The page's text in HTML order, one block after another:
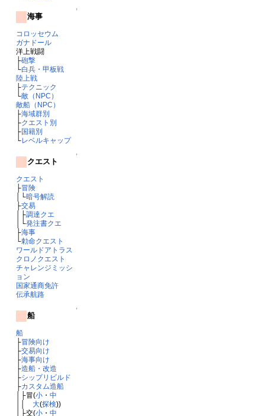
↑
海事
コロッセウム
ガナドール
洋上戦闘
├砲撃
└白兵・甲板戦
陸上戦
├テクニック
└敵（NPC）
敵船（NPC）
├海域群別
├クエスト別
├国籍別
└レベルキャップ
↑
クエスト
クエスト
├冒険
│└暗号解読
├交易
│├調達クエ
│└発注書クエ
├海事
└勅命クエスト
ワールドアトラス
クロノクエスト
チャレンジミッシ
ョン
国家通商免許
伝承航路
↑
船
船
├冒険向け
├交易向け
├海事向け
├造船・改造
├シップリビルド
├カスタム造船
│├冒(小・ 中
大(探検))
│├交(小・ 中